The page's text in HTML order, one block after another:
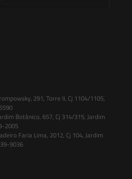
291, Torre II, Cj 1104/1105,
Botânico, 657, Cj 314/315, Jardim
2005
Faria Lima, 2012, Cj 104, Jardim
9036